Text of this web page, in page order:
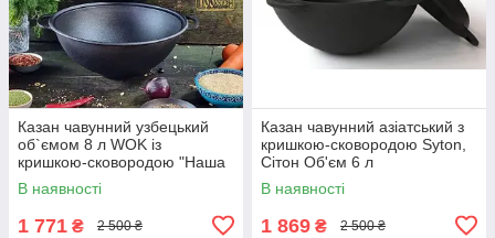
Казан чавунний узбецький
об`ємом 8 л WOK із
кришкою-сковородою "Наша
Майстерня"
В наявності
1 771 ₴ 2 500 ₴
Казан чавунний азіатський з
кришкою-сковородою Syton,
Сітон Об'єм 6 л
В наявності
1 869 ₴ 2 500 ₴